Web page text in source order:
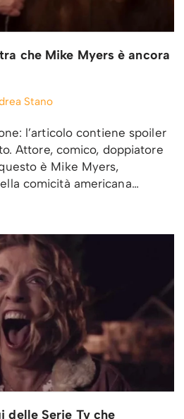
che Mike Myers è ancora
Stano
l’articolo contiene spoiler
Attore, comico, doppiatore
è Mike Myers,
comicità americana…
delle Serie Tv che